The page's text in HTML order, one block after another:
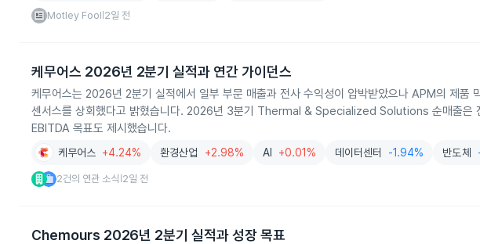
Motley Fool 2일 전
케무어스 2026년 2분기 실적과 연간 가이던스
케무어스는 2026년 2분기 실적에서 일부 부문 매출과 전사 수익성이 압박받았으나 APM의 제
센서스를 상회했다고 밝혔습니다. 2026년 3분기 Thermal & Specialized Solutions 순매출은
EBITDA 목표도 제시했습니다.
케무어스 +4.24% 환경산업 +2.98% AI +0.01% 데이터센터 -1.94% 반도체
2건의 연관 소식 2일 전
Chemours 2026년 2분기 실적과 성장 목표